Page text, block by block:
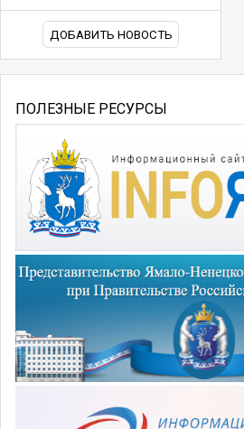
ДОБАВИТЬ НОВОСТЬ
ПОЛЕЗНЫЕ РЕСУРСЫ